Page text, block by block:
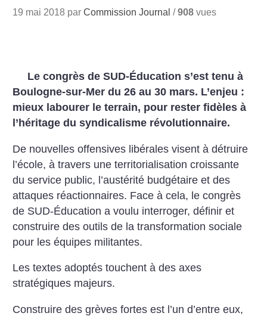
19 mai 2018 parCommission Journal /908 vues
Le congrès de SUD-Éducation s’est tenu à
Boulogne-sur-Mer du 26 au 30 mars. L’enjeu :
mieux labourer le terrain, pour rester fidèles à
l’héritage du syndicalisme révolutionnaire.
De nouvelles offensives libérales visent à détruire
l’école, à travers une territorialisation croissante
du service public, l’austérité budgétaire et des
attaques réactionnaires. Face à cela, le congrès
de SUD-Éducation a voulu interroger, définir et
construire des outils de la transformation sociale
pour les équipes militantes.
Les textes adoptés touchent à des axes
stratégiques majeurs.
Construire des grèves fortes est l’un d’entre eux,